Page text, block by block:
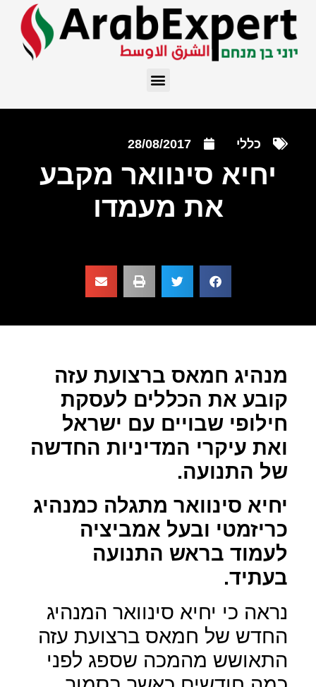
כללי 28/08/2017
יחיא סינוואר מקבע
את מעמדו
מנהיג חמאס ברצועת עזה
קובע את הכללים לעסקת
חילופי שבויים עם ישראל
ואת עיקרי המדיניות החדשה
של התנועה.
יחיא סינוואר מתגלה כמנהיג
כריזמטי ובעל אמביציה
לעמוד בראש התנועה
בעתיד.
נראה כי יחיא סינוואר המנהיג
החדש של חמאס ברצועת עזה
התאושש מהמכה שספג לפני